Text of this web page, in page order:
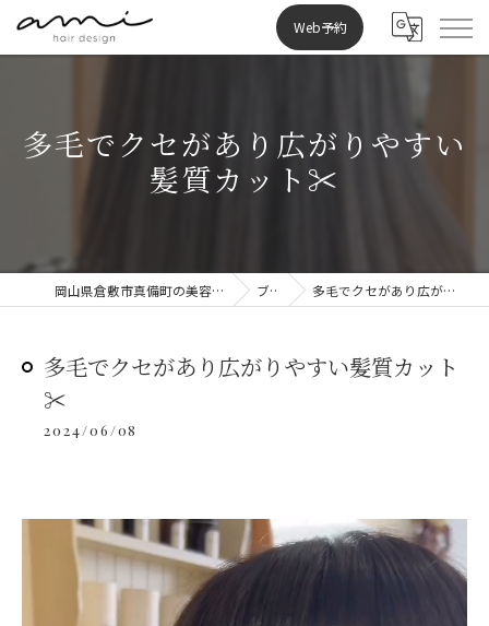
Web予約
多毛でクセがあり広がりやすい
髪質カット✂︎
岡山県倉敷市真備町の美容室ならami hair design ブログ 多毛でクセがあり広がりやすい髪質カット✂︎
多毛でクセがあり広がりやすい髪質カット
✂︎
2024/06/08